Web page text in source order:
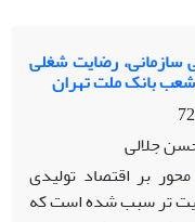
سازمانی، رضایت شغلی
بانک ملت تهران
جلالی
بر اقتصاد تولیدی
تر سبب شده است که